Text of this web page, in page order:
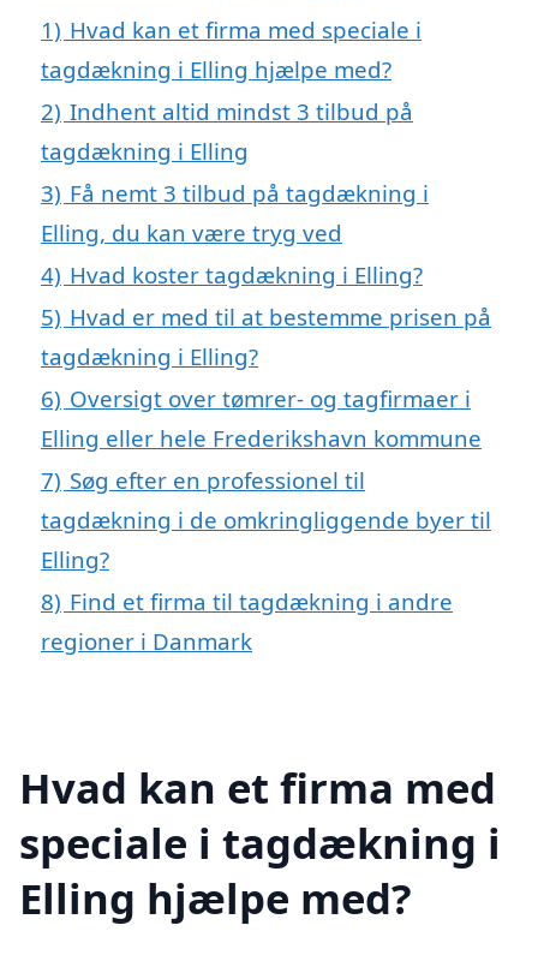
1) Hvad kan et firma med speciale i
tagdækning i Elling hjælpe med?
2) Indhent altid mindst 3 tilbud på
tagdækning i Elling
3) Få nemt 3 tilbud på tagdækning i
Elling, du kan være tryg ved
4) Hvad koster tagdækning i Elling?
5) Hvad er med til at bestemme prisen på
tagdækning i Elling?
6) Oversigt over tømrer- og tagfirmaer i
Elling eller hele Frederikshavn kommune
7) Søg efter en professionel til
tagdækning i de omkringliggende byer til
Elling?
8) Find et firma til tagdækning i andre
regioner i Danmark
Hvad kan et firma med
speciale i tagdækning i
Elling hjælpe med?